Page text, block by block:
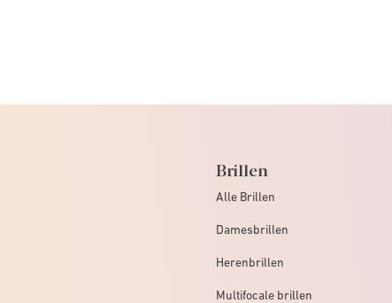
Brillen
Alle Brillen
Damesbrillen
Herenbrillen
Multifocale brillen